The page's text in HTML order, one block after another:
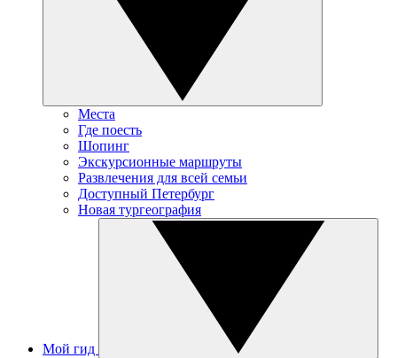
Места
Где поесть
Шопинг
Экскурсионные маршруты
Развлечения для всей семьи
Доступный Петербург
Новая тургеография
Мой гид